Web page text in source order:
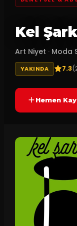
Kel
Art Niyet · Moda
YAKINDA 7.3(
Hemen